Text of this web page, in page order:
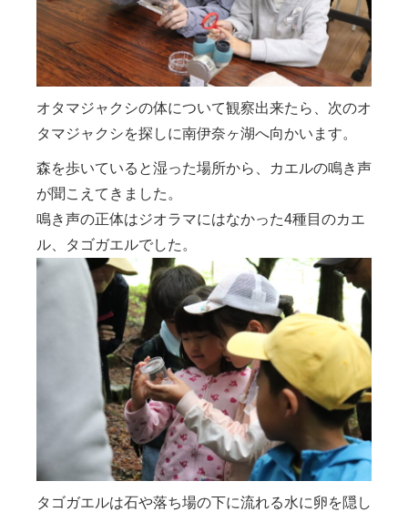
オタマジャクシの体について観察出来たら、次のオ
タマジャクシを探しに南伊奈ヶ湖へ向かいます。
森を歩いていると湿った場所から、カエルの鳴き声
が聞こえてきました。
鳴き声の正体はジオラマにはなかった4種目のカエ
ル、タゴガエルでした。
タゴガエルは石や落ち場の下に流れる水に卵を隠し